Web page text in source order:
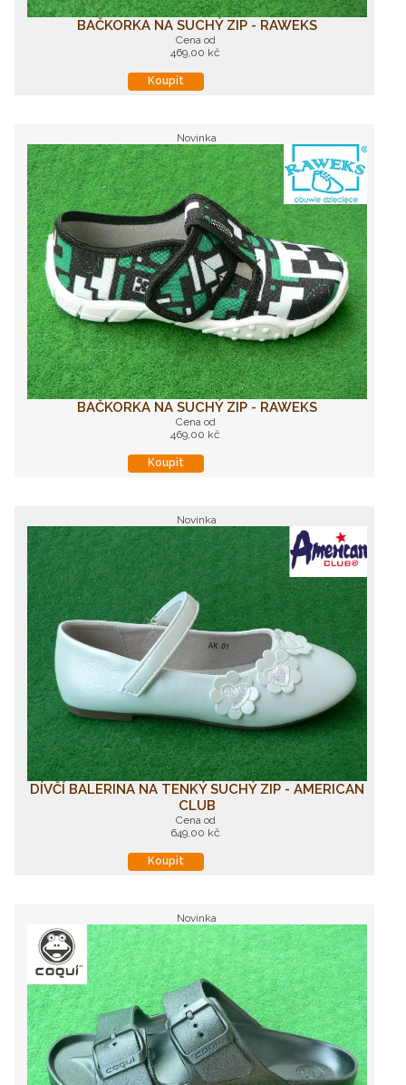
BAČKORKA NA SUCHÝ ZIP - RAWEKS
Cena od
469,00 kč
Koupit
Novinka
BAČKORKA NA SUCHÝ ZIP - RAWEKS
Cena od
469,00 kč
Koupit
Novinka
DÍVČÍ BALERINA NA TENKÝ SUCHÝ ZIP - AMERICAN
CLUB
Cena od
649,00 kč
Koupit
Novinka